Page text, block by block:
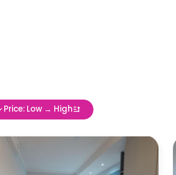
Price: Low → High